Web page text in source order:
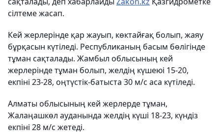
сілтеме жасап.
Кей жерлерінде қар жауып, көктайғақ болып, жаяу
бұрқасын күтіледі. Республиканың басым бөлігінде
тұман сақталады. Жамбыл облысының кей
жерлерінде тұман болып, желдің күшеюі 15-20,
екпіні 23-28, оңтүстік-батыста 30 м/с аса күтіледі.
Алматы облысының кей жерлерде тұман,
Жалаңашкөл ауданында желдің күші 18-23, күндіз
екпіні 28 м/с жетеді.